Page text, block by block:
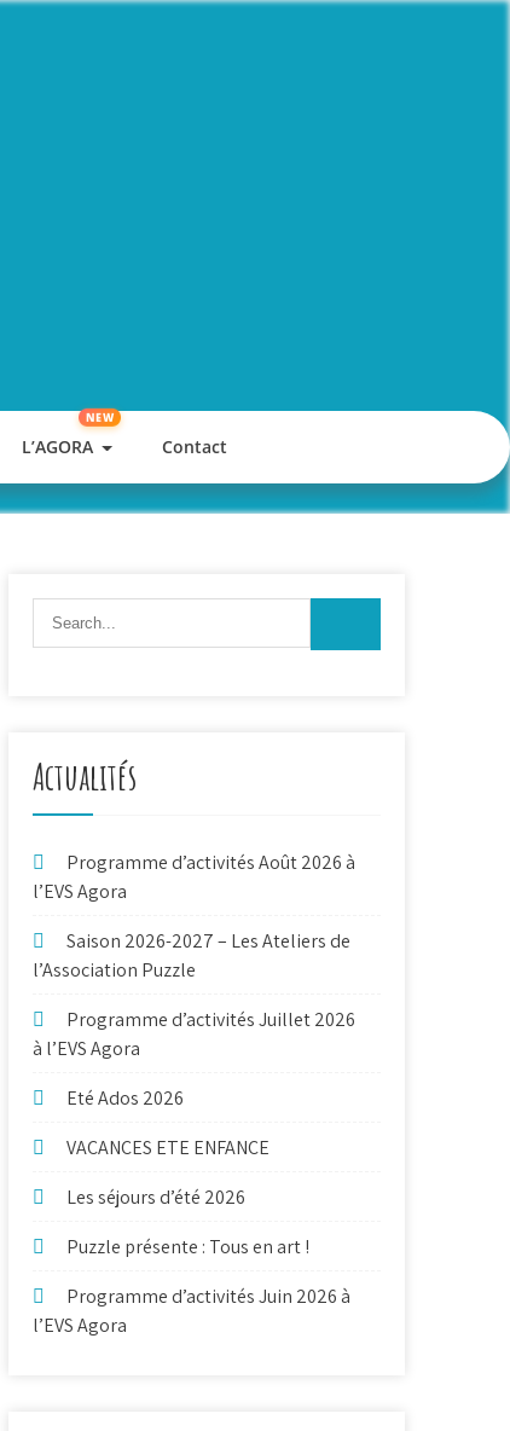
L’AGORA Contact
Actualités
Programme d’activités Août 2026 à
l’EVS Agora
Saison 2026-2027 – Les Ateliers de
l’Association Puzzle
Programme d’activités Juillet 2026
à l’EVS Agora
Eté Ados 2026
VACANCES ETE ENFANCE
Les séjours d’été 2026
Puzzle présente : Tous en art !
Programme d’activités Juin 2026 à
l’EVS Agora